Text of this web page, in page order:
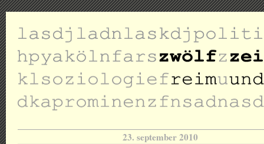
23. september 2010